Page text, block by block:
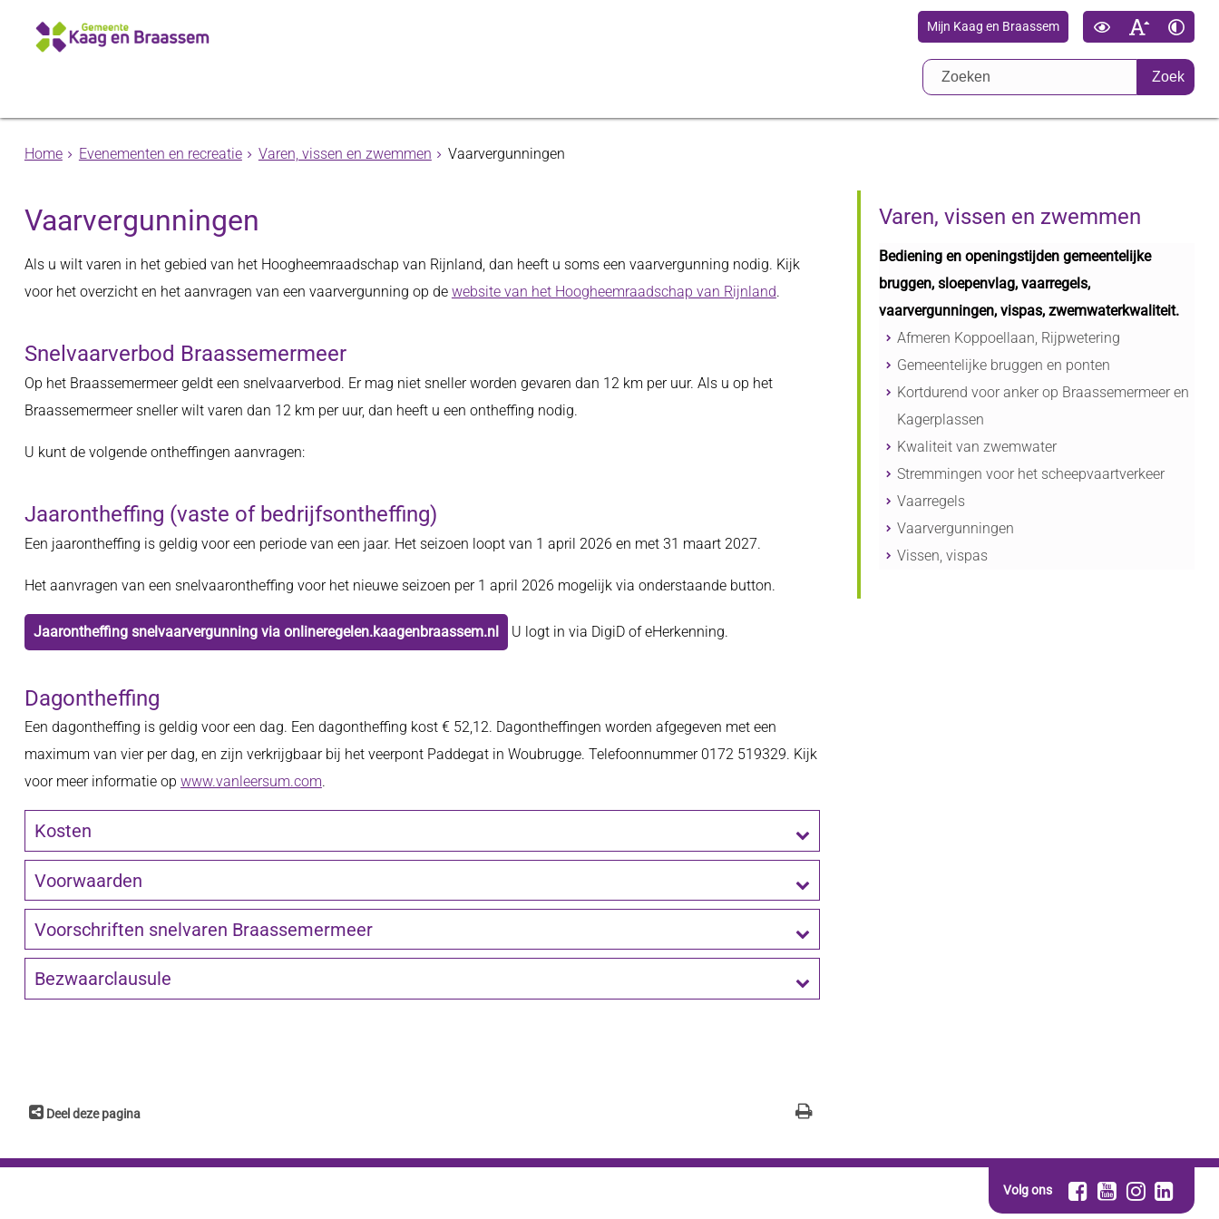
Mijn Kaag en Braassem
Zoek
Home Evenementen en recreatie Varen, vissen en zwemmen Vaarvergunningen
Vaarvergunningen
Als u wilt varen in het gebied van het Hoogheemraadschap van Rijnland, dan heeft u soms een vaarvergunning nodig. Kijk
voor het overzicht en het aanvragen van een vaarvergunning op de website van het Hoogheemraadschap van Rijnland.
Snelvaarverbod Braassemermeer
Op het Braassemermeer geldt een snelvaarverbod. Er mag niet sneller worden gevaren dan 12 km per uur. Als u op het
Braassemermeer sneller wilt varen dan 12 km per uur, dan heeft u een ontheffing nodig.
U kunt de volgende ontheffingen aanvragen:
Jaarontheffing (vaste of bedrijfsontheffing)
Een jaarontheffing is geldig voor een periode van een jaar. Het seizoen loopt van 1 april 2026 en met 31 maart 2027.
Het aanvragen van een snelvaarontheffing voor het nieuwe seizoen per 1 april 2026 mogelijk via onderstaande button.
Jaarontheffing snelvaarvergunning via onlineregelen.kaagenbraassem.nl U logt in via DigiD of eHerkenning.
Dagontheffing
Een dagontheffing is geldig voor een dag. Een dagontheffing kost € 52,12. Dagontheffingen worden afgegeven met een
maximum van vier per dag, en zijn verkrijgbaar bij het veerpont Paddegat in Woubrugge. Telefoonnummer 0172 519329. Kijk
voor meer informatie op www.vanleersum.com.
Kosten
Voorwaarden
Voorschriften snelvaren Braassemermeer
Bezwaarclausule
Deel deze pagina
Varen, vissen en zwemmen
Bediening en openingstijden gemeentelijke
bruggen, sloepenvlag, vaarregels,
vaarvergunningen, vispas, zwemwaterkwaliteit.
Afmeren Koppoellaan, Rijpwetering
Gemeentelijke bruggen en ponten
Kortdurend voor anker op Braassemermeer en
Kagerplassen
Kwaliteit van zwemwater
Stremmingen voor het scheepvaartverkeer
Vaarregels
Vaarvergunningen
Vissen, vispas
Volg ons